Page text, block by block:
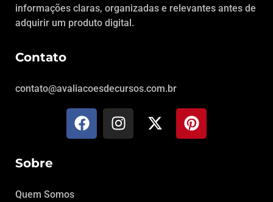
informações claras, organizadas e relevantes antes de
adquirir um produto digital.
Contato
contato@avaliacoesdecursos.com.br
Sobre
Quem Somos